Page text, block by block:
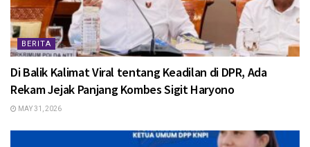
BERITA
Di Balik Kalimat Viral tentang Keadilan di DPR, Ada
Rekam Jejak Panjang Kombes Sigit Haryono
MAY 31, 2026